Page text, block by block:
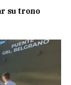
su trono